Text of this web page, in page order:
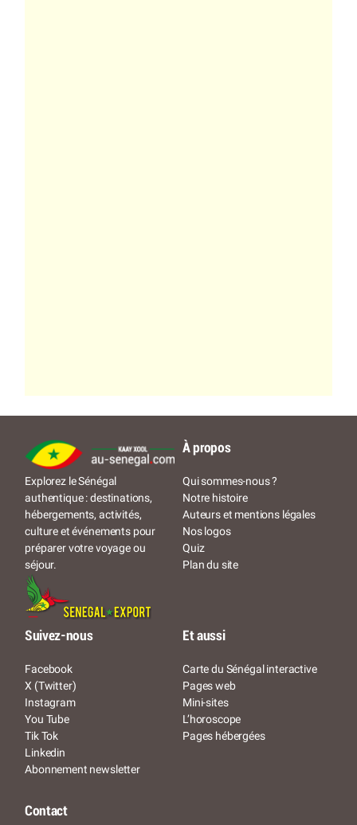
Explorez le Sénégal
authentique : destinations,
hébergements, activités,
culture et événements pour
préparer votre voyage ou
séjour.
À propos
Qui sommes-nous ?
Notre histoire
Auteurs et mentions légales
Nos logos
Quiz
Plan du site
Suivez-nous
Facebook
X (Twitter)
Instagram
You Tube
Tik Tok
Linkedin
Abonnement newsletter
Et aussi
Carte du Sénégal interactive
Pages web
Mini-sites
L’horoscope
Pages hébergées
Contact